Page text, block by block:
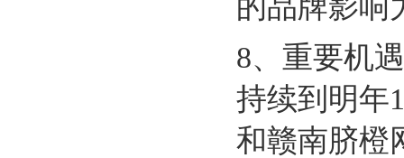
的品牌影响
8、重要机
持续到明年
和赣南脐橙